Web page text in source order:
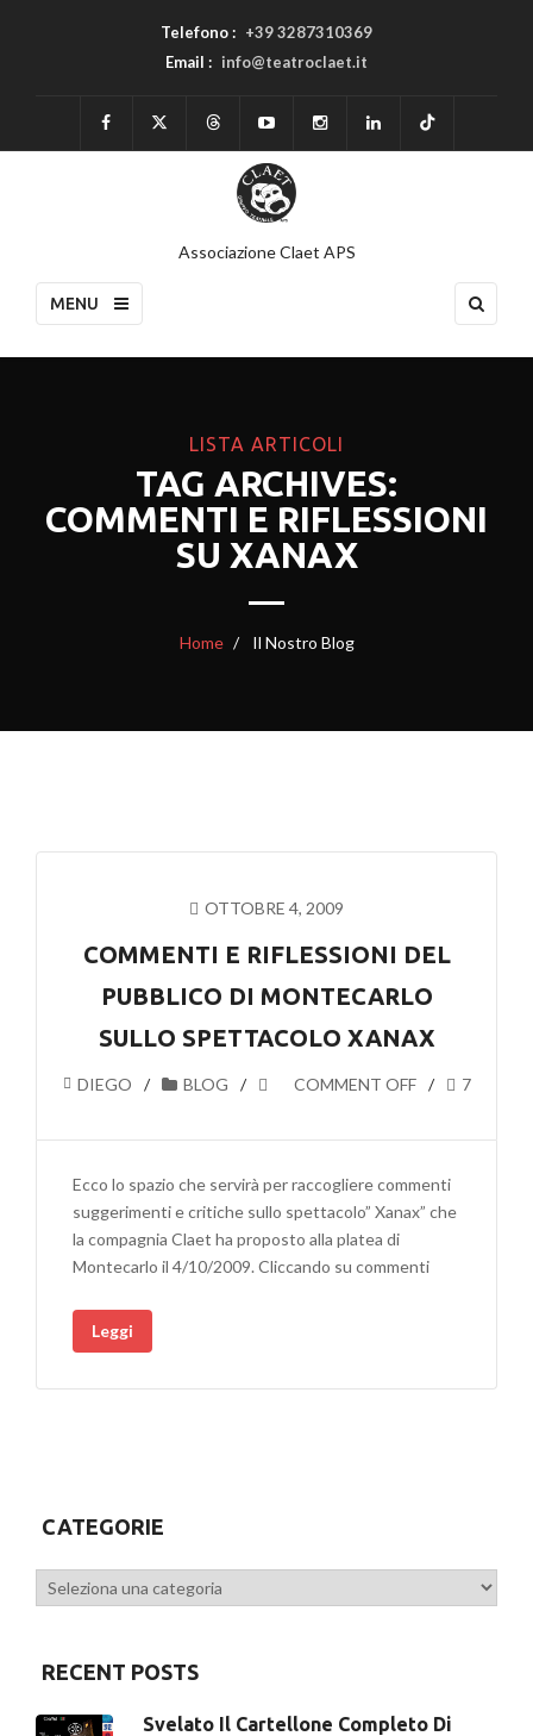
Telefono : +39 3287310369
Email : info@teatroclaet.it
Associazione Claet APS
MENU
LISTA ARTICOLI
TAG ARCHIVES:
COMMENTI E RIFLESSIONI
SU XANAX
Home Il Nostro Blog
OTTOBRE 4, 2009
COMMENTI E RIFLESSIONI DEL
PUBBLICO DI MONTECARLO
SULLO SPETTACOLO XANAX
DIEGO BLOG COMMENT OFF 7
Ecco lo spazio che servirà per raccogliere commenti
suggerimenti e critiche sullo spettacolo” Xanax” che
la compagnia Claet ha proposto alla platea di
Montecarlo il 4/10/2009. Cliccando su commenti
Leggi
CATEGORIE
Categorie
RECENT POSTS
Svelato Il Cartellone Completo Di